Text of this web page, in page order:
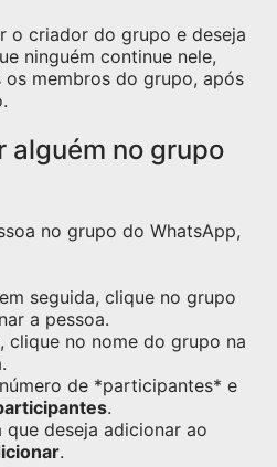
o criador do grupo e deseja
ninguém continue nele,
membros do grupo, após
alguém no grupo
no grupo do WhatsApp,
seguida, clique no grupo
a pessoa.
clique no nome do grupo na
de *participantes* e
.
que deseja adicionar ao
.